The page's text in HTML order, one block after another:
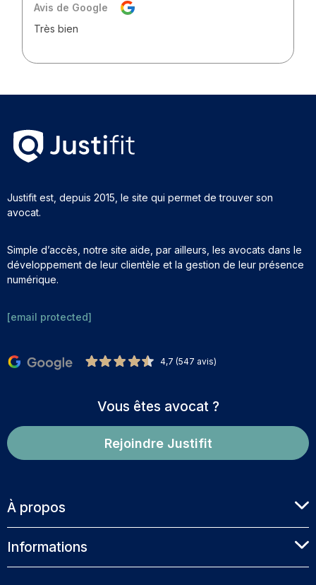
Avis de Google
Très bien
Justifit est, depuis 2015, le site qui permet de trouver son
avocat.
Simple d’accès, notre site aide, par ailleurs, les avocats dans le
développement de leur clientèle et la gestion de leur présence
numérique.
[email protected]
4,7 (547 avis)
Vous êtes avocat ?
Rejoindre Justifit
À propos
Informations